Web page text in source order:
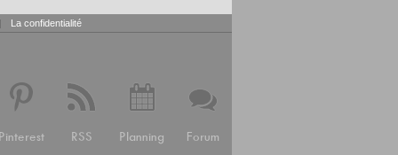
| La confidentialité
Pinterest RSS Planning Forum